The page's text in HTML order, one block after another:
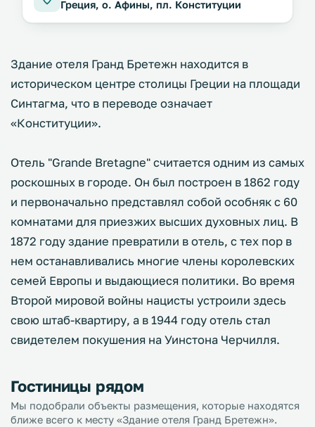
Греция, о. Афины, пл. Конституции
Здание отеля Гранд Бретежн находится в
историческом центре столицы Греции на площади
Синтагма, что в переводе означает
«Конституции».
Отель "Grande Bretagne" считается одним из самых
роскошных в городе. Он был построен в 1862 году
и первоначально представлял собой особняк с 60
комнатами для приезжих высших духовных лиц. В
1872 году здание превратили в отель, с тех пор в
нем останавливались многие члены королевских
семей Европы и выдающиеся политики. Во время
Второй мировой войны нацисты устроили здесь
свою штаб-квартиру, а в 1944 году отель стал
свидетелем покушения на Уинстона Черчилля.
Гостиницы рядом
Мы подобрали объекты размещения, которые находятся
ближе всего к месту «Здание отеля Гранд Бретежн».